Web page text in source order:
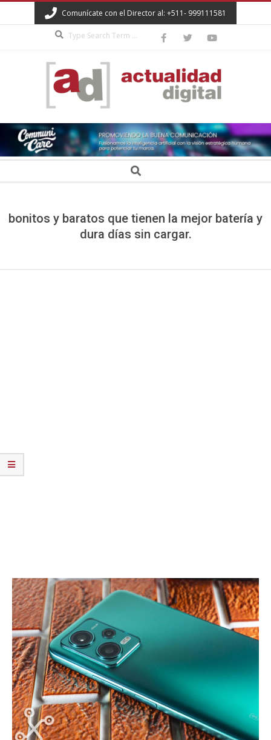
to
Comunícate con el Director al: +511- 999111581
ACTUALIDAD
DIGITAL Search
bonitos y baratos que tienen la mejor batería y
dura días sin cargar.